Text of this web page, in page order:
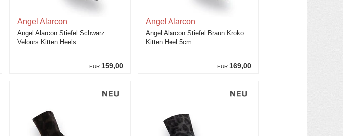
EUR 159,00
Angel Alarcon
Angel Alarcon Stiefel Schwarz
Velours Kitten Heels
EUR 169,00
Angel Alarcon
Angel Alarcon Stiefel Braun Kroko
Kitten Heel 5cm